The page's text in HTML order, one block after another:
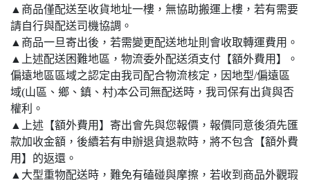
▲商品僅配送至收貨地址一樓，無協助搬運上樓，若有需要
請自行與配送司機協調。
▲商品一旦寄出後，若需變更配送地址則會收取轉運費用。
▲上述配送困難地區，物流委外配送須支付【額外費用】。
偏遠地區區域之認定由我司配合物流核定，因地型/偏遠區
域(山區、鄉、鎮、村)本公司無配送時，我司保有出貨與否
權利。
▲上述【額外費用】寄出會先與您報價，報價同意後須先匯
款加收金額，後續若有申辦退貨退款時，將不包含【額外費
用】的返還。
▲大型重物配送時，難免有磕碰與摩擦，若收到商品外觀瑕